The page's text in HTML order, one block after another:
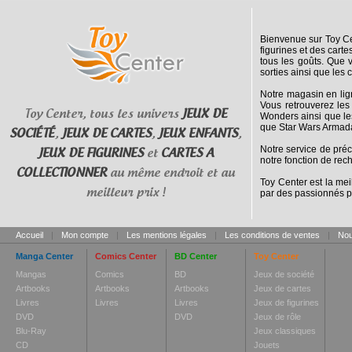
Toy Center, tous les univers JEUX DE
SOCIÉTÉ, JEUX DE CARTES, JEUX ENFANTS,
JEUX DE FIGURINESet CARTES A
COLLECTIONNERau même endroit et au
meilleur prix !
Bienvenue sur Toy
figurines et des
tous les goûts. Que
sorties ainsi que les
Notre magasin en
Vous retrouverez
Wonders ainsi que
que Star Wars
Notre service de
notre fonction de
Toy Center est la
par des passionnés
Accueil | Mon compte | Les mentions légales | Les conditions de ventes |
Manga Center
Mangas
Artbooks
Livres
DVD
Blu-Ray
CD
Comics Center
Comics
Artbooks
Livres
BD Center
BD
Artbooks
Livres
DVD
Toy Center
Jeux de société
Jeux de cartes
Jeux de figurines
Jeux de rôle
Jeux classiques
Jouets